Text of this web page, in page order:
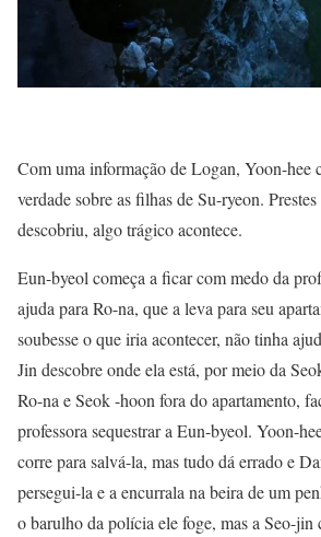
Com uma informação de Logan, Yoon-hee
verdade sobre as filhas de Su-ryeon.
descobriu, algo trágico acontece.
Eun-byeol começa a ficar com medo da
ajuda para Ro-na, que a leva para seu
soubesse o que iria acontecer, não tinha
Jin descobre onde ela está, por meio da
Ro-na e Seok -hoon fora do apartamento,
professora sequestrar a Eun-byeol. Yoon-
corre para salvá-la, mas tudo dá errado e
persegui-la e a encurrala na beira de um
o barulho da polícia ele foge, mas a Seo-jin